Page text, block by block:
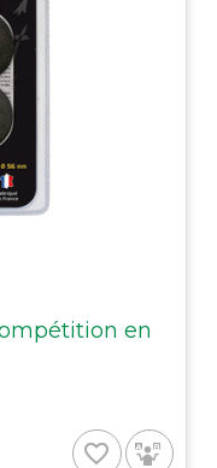
en
favorite_border